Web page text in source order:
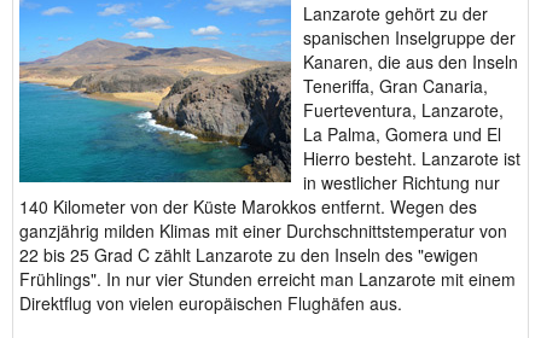
Lanzarote gehört zu der
spanischen Inselgruppe der
Kanaren, die aus den Inseln
Teneriffa, Gran Canaria,
Fuerteventura, Lanzarote,
La Palma, Gomera und El
Hierro besteht. Lanzarote ist
in westlicher Richtung nur
140 Kilometer von der Küste Marokkos entfernt. Wegen des
ganzjährig milden Klimas mit einer Durchschnittstemperatur von
22 bis 25 Grad C zählt Lanzarote zu den Inseln des "ewigen
Frühlings". In nur vier Stunden erreicht man Lanzarote mit einem
Direktflug von vielen europäischen Flughäfen aus.